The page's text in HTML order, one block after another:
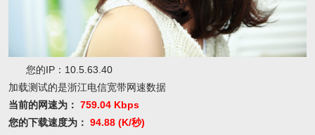
您的IP：10.5.63.40
加载测试的是浙江电信宽带网速数据
当前的网速为： 759.04 Kbps
您的下载速度为： 94.88 (K/秒)